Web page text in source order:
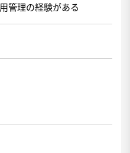
管理の経験がある